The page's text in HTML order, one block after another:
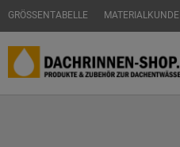
GRÖSSENTABELLE MATERIALKUNDE